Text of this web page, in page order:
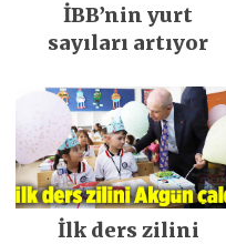
İBB’nin yurt
sayıları artıyor
İlk ders zilini